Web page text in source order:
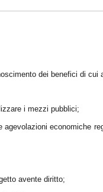
dei benefici di cui
i mezzi pubblici;
economiche
avente diritto;